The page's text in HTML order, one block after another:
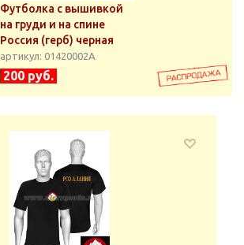
Футболка с вышивкой
на груди и на спине
Россия (герб) черная
артикул: 01420002А
200 руб.